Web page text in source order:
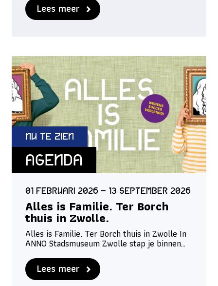
Lees meer
Nu te zien
Agenda
01 februari 2026 – 13 september 2026
Alles is Familie. Ter Borch
thuis in Zwolle.
Alles is Familie. Ter Borch thuis in Zwolle In
ANNO Stadsmuseum Zwolle stap je binnen…
Lees meer